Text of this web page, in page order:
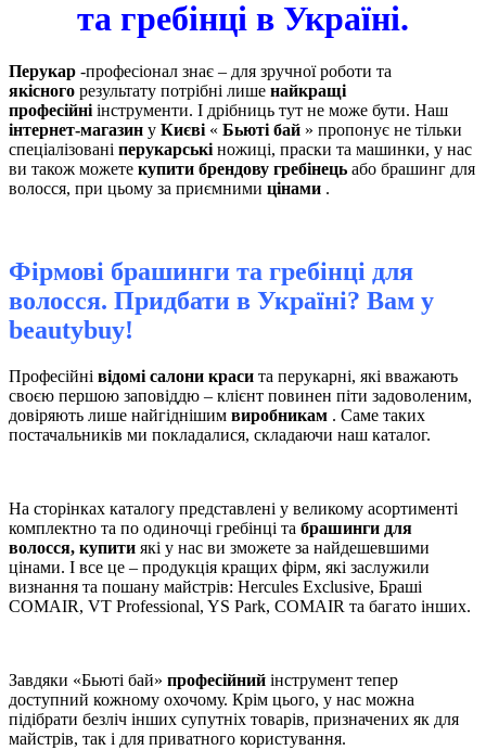
та гребінці в Україні.
Перукар -професіонал знає – для зручної роботи та
якісного результату потрібні лише найкращі
професійні інструменти. І дрібниць тут не може бути. Наш
інтернет-магазин у Києві « Бьюті бай » пропонує не тільки
спеціалізовані перукарські ножиці, праски та машинки, у нас
ви також можете купити брендову гребінець або брашинг для
волосся, при цьому за приємними цінами .
Фірмові брашинги та гребінці для
волосся. Придбати в Україні? Вам у
beautybuy!
Професійні відомі салони краси та перукарні, які вважають
своєю першою заповіддю – клієнт повинен піти задоволеним,
довіряють лише найгіднішим виробникам . Саме таких
постачальників ми покладалися, складаючи наш каталог.
На сторінках каталогу представлені у великому асортименті
комплектно та по одиночці гребінці та брашинги для
волосся, купити які у нас ви зможете за найдешевшими
цінами. І все це – продукція кращих фірм, які заслужили
визнання та пошану майстрів: Hercules Exclusive, Браші
COMAIR, VT Professional, YS Park, COMAIR та багато інших.
Завдяки «Бьюті бай» професійний інструмент тепер
доступний кожному охочому. Крім цього, у нас можна
підібрати безліч інших супутніх товарів, призначених як для
майстрів, так і для приватного користування.